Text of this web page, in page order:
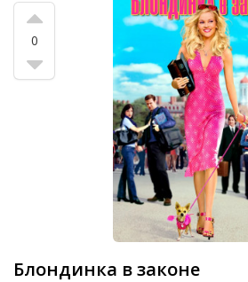
0
Блондинка в законе